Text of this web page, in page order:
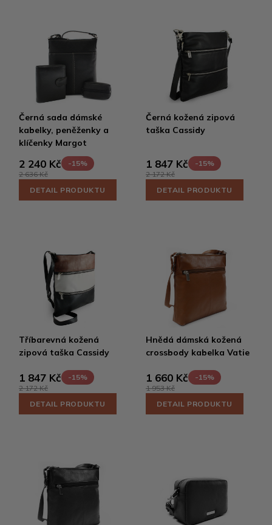
Černá sada dámské
kabelky, peněženky a
klíčenky Margot
2 240 Kč
-15%
2 636 Kč
DETAIL PRODUKTU
Černá kožená zipová
taška Cassidy
1 847 Kč
-15%
2 172 Kč
DETAIL PRODUKTU
Tříbarevná kožená
zipová taška Cassidy
1 847 Kč
-15%
2 172 Kč
DETAIL PRODUKTU
Hnědá dámská kožená
crossbody kabelka Vatie
1 660 Kč
-15%
1 953 Kč
DETAIL PRODUKTU